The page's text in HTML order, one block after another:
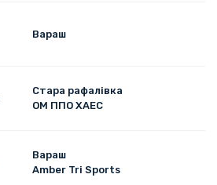
Вараш
Стара рафалівка
ОМ ППО ХАЕС
Вараш
Amber Tri Sports